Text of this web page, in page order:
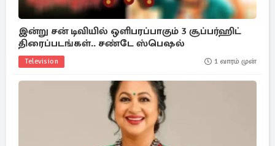
இன்று சன் டிவியில் ஒளிபரப்பாகும் 3 சூப்பர்ஹிட்
திரைப்படங்கள்.. சண்டே ஸ்பெஷல்
Television 1 வாரம் முன்